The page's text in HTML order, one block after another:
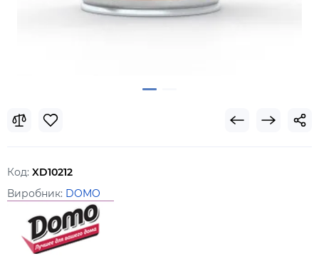
Код: XD10212
Виробник: DOMO